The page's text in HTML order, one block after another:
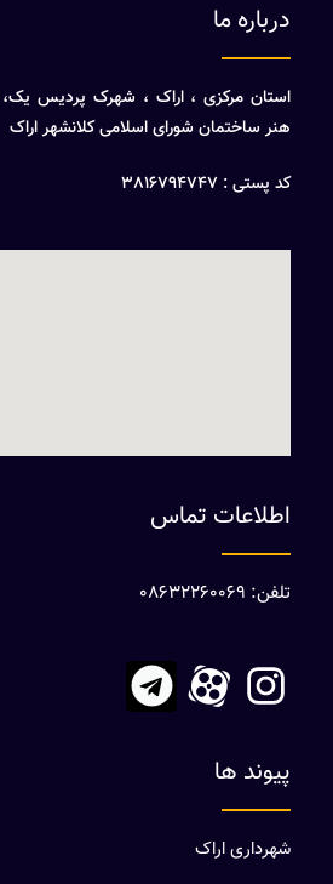
درباره ما
استان مرکزی ، اراک ، شهرک پردیس یک،
هنر ساختمان شورای اسلامی کلانشهر اراک
کد پستی : 3816794747
اطلاعات تماس
تلفن: 08632260069
پیوند ها
شهرداری اراک